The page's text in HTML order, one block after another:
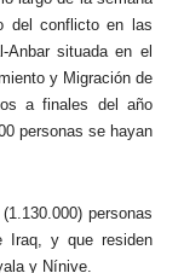
del conflicto en las
situada en el
y Migración de
a finales del año
personas se hayan
personas
Iraq, y que residen
y Nínive.